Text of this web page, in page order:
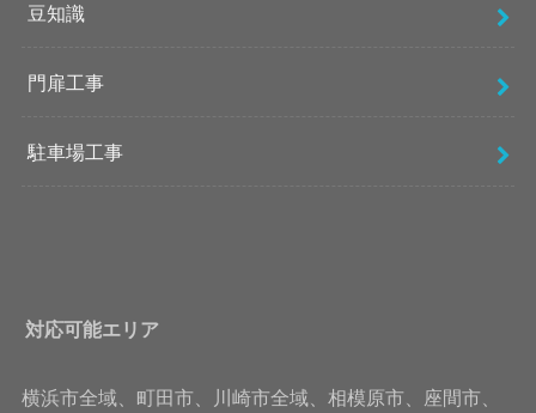
豆知識
門扉工事
駐車場工事
対応可能エリア
横浜市全域、町田市、川崎市全域、相模原市、座間市、